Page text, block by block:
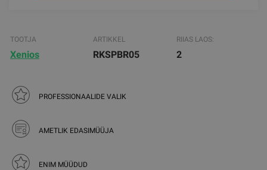
TOOTJA
Xenios
ARTIKKEL
RKSPBR05
RIIAS LAOS:
2
PROFESSIONAALIDE VALIK
AMETLIK EDASIMÜÜJA
ENIM MÜÜDUD